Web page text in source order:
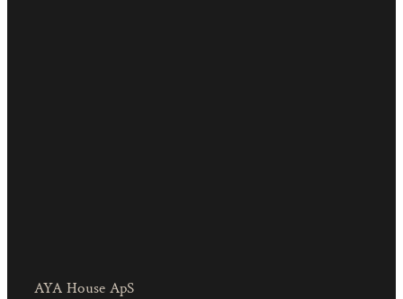
AYA House ApS